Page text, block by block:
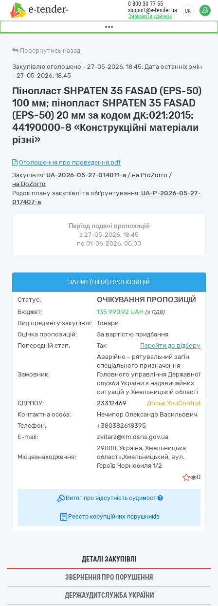
Замовити дзвінок
0 800 30 77 55
support@e-tender.ua
UK
Повернутись назад
Закупівлю оголошено - 27-05-2026, 18:45. Дата останніх змін
- 27-05-2026, 18:45
Пінопласт SHPATEN 35 FASAD (EPS-50)
100 мм; пінопласт SHPATEN 35 FASAD
(EPS-50) 20 мм за кодом ДК:021:2015:
44190000-8 «Конструкційні матеріали
різні»
Оголошення про проведення.pdf
Закупівля: UA-2026-05-27-014011-a / на ProZorro /
на DoZorro
Рядок плану закупівлі та обґрунтування: UA-P-2026-05-27-
017407-a
Період подачі пропозицій
з 27-05-2026, 18:45
по 01-06-2026, 00:00
ЗАПИТ (ЦІНИ) ПРОПОЗИЦІЙ
Статус: ОЧІКУВАННЯ ПРОПОЗИЦІЙ
Бюджет: 135 990,92 UAH (з ПДВ)
Вид предмету закупівлі:
Товари
Оцінка пропозицій:
За вартістю придбання
Попередній етап:
Так Перейти до відбору
Замовник:
Аварійно – рятувальний загін
спеціального призначення
Головного управління Державної
служби України з надзвичайних
ситуацій у Хмельницькій області
ЄДРПОУ:
23312469
Досьє YouControl
Контактна особа:
Нечипор Олександр Васильович
Телефон:
+380382618395
E-mail:
zvitarz@km.dsns.gov.ua
Місцезнаходження:
29008, Україна, Хмельницька
область,Хмельницький, вул.
Героїв Чорнобиля 1/2
0
Витяг про відсутність судимості
Реєстр корупційних порушників
ДЕТАЛІ ЗАКУПІВЛІ
ЗВЕРНЕННЯ ПРО ПОРУШЕННЯ
ДЕРЖАУДИТСЛУЖБА УКРАЇНИ